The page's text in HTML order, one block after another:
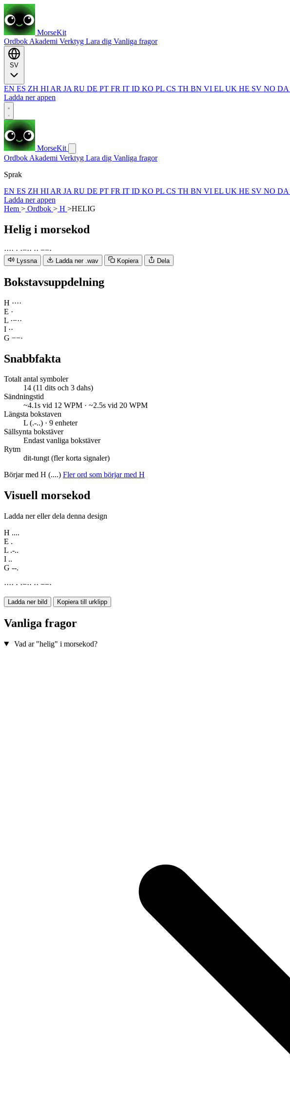
MorseKit
Ordbok Akademi Verktyg Lara dig Vanliga fragor
EN ES ZH HI AR JA RU DE PT FR IT ID KO PL CS TH BN VI EL UK HE SV NO DA
Ladda ner appen
MorseKit
Ordbok Akademi Verktyg Lara dig Vanliga fragor
Sprak
EN ES ZH HI AR JA RU DE PT FR IT ID KO PL CS TH BN VI EL UK HE SV NO DA
Ladda ner appen
Hem > Ordbok > H >HELIG
Helig i morsekod
···· · ·−·· ·· −−·
Lyssna Ladda ner .wav Kopiera Dela
Bokstavsuppdelning
H ····
E ·
L ·−··
I ··
G −−·
Snabbfakta
Totalt antal symboler
14 (11 dits och 3 dahs)
Sändningstid
~4.1s vid 12 WPM · ~2.5s vid 20 WPM
Längsta bokstaven
L (.-..) · 9 enheter
Sällsynta bokstäver
Endast vanliga bokstäver
Rytm
dit-tungt (fler korta signaler)
Börjar med H (....) Fler ord som börjar med H
Visuell morsekod
Ladda ner eller dela denna design
H ....
E .
L .-..
I ..
G --.
···· · ·−·· ·· −−·
Ladda ner bild Kopiera till urklipp
Vanliga fragor
Vad ar "helig" i morsekod?